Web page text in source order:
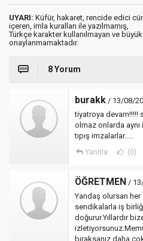
UYARI: Küfür, hakaret, rencide edici
içeren, imla kuralları ile yazılmamış,
Türkçe karakter kullanılmayan ve
onaylanmamaktadır.
8 Yorum
burakk / 13/08/
tiyatroya devam!!!!!
olmaz onlarda aynı
tıpış imzalarlar.....
Yanıtla (0)
ÖĞRETMEN /
Yandaş olursan
sendikalarla iş
doğurur.Yıllardır
bıraksanız daha